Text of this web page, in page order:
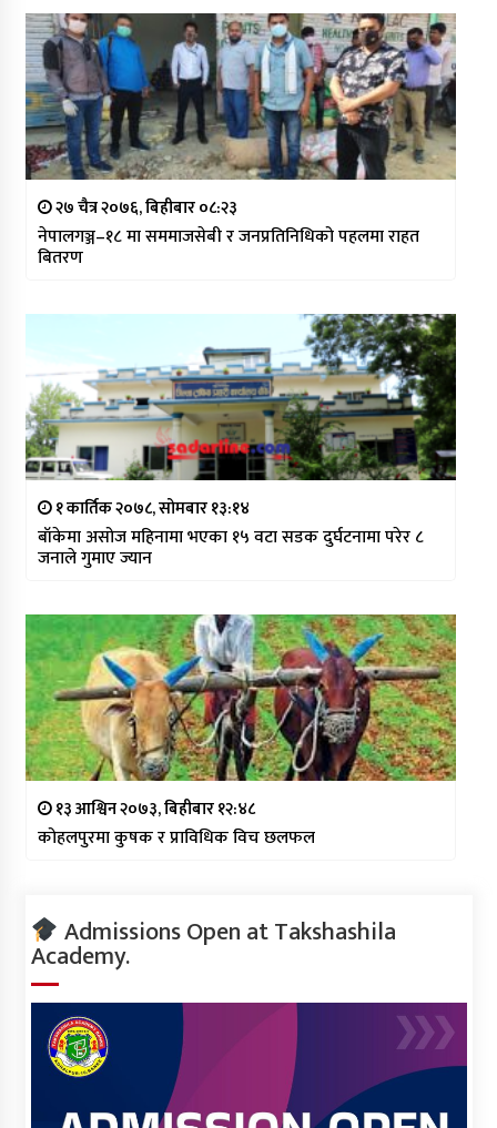
२७ चैत्र २०७६, बिहीबार ०८:२३
नेपालगञ्ज–१८ मा सममाजसेबी र जनप्रतिनिधिको पहलमा राहत
बितरण
१ कार्तिक २०७८, सोमबार १३:१४
बाँकेमा असोज महिनामा भएका १५ वटा सडक दुर्घटनामा परेर ८
जनाले गुमाए ज्यान
१३ आश्विन २०७३, बिहीबार १२:४८
कोहलपुरमा कुषक र प्राविधिक विच छलफल
Admissions Open at Takshashila
Academy.